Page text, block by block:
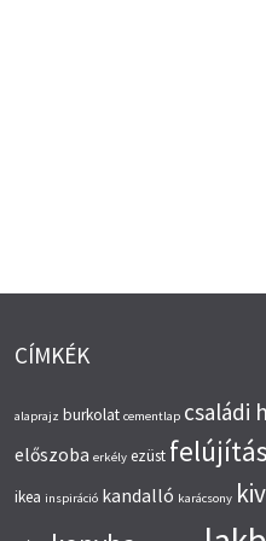
CÍMKÉK
alaprajz burkolat cementlap családi
előszoba erkély ezüst felújítás
ikea inspiráció kandalló karácsony